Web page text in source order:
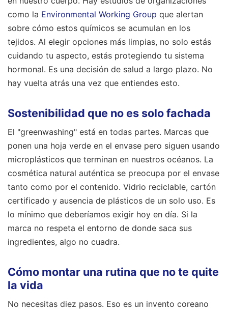
como la Environmental Working Group que alertan
sobre cómo estos químicos se acumulan en los
tejidos. Al elegir opciones más limpias, no solo estás
cuidando tu aspecto, estás protegiendo tu sistema
hormonal. Es una decisión de salud a largo plazo. No
hay vuelta atrás una vez que entiendes esto.
Sostenibilidad que no es solo fachada
El "greenwashing" está en todas partes. Marcas que
ponen una hoja verde en el envase pero siguen usando
microplásticos que terminan en nuestros océanos. La
cosmética natural auténtica se preocupa por el envase
tanto como por el contenido. Vidrio reciclable, cartón
certificado y ausencia de plásticos de un solo uso. Es
lo mínimo que deberíamos exigir hoy en día. Si la
marca no respeta el entorno de donde saca sus
ingredientes, algo no cuadra.
Cómo montar una rutina que no te quite
la vida
No necesitas diez pasos. Eso es un invento coreano